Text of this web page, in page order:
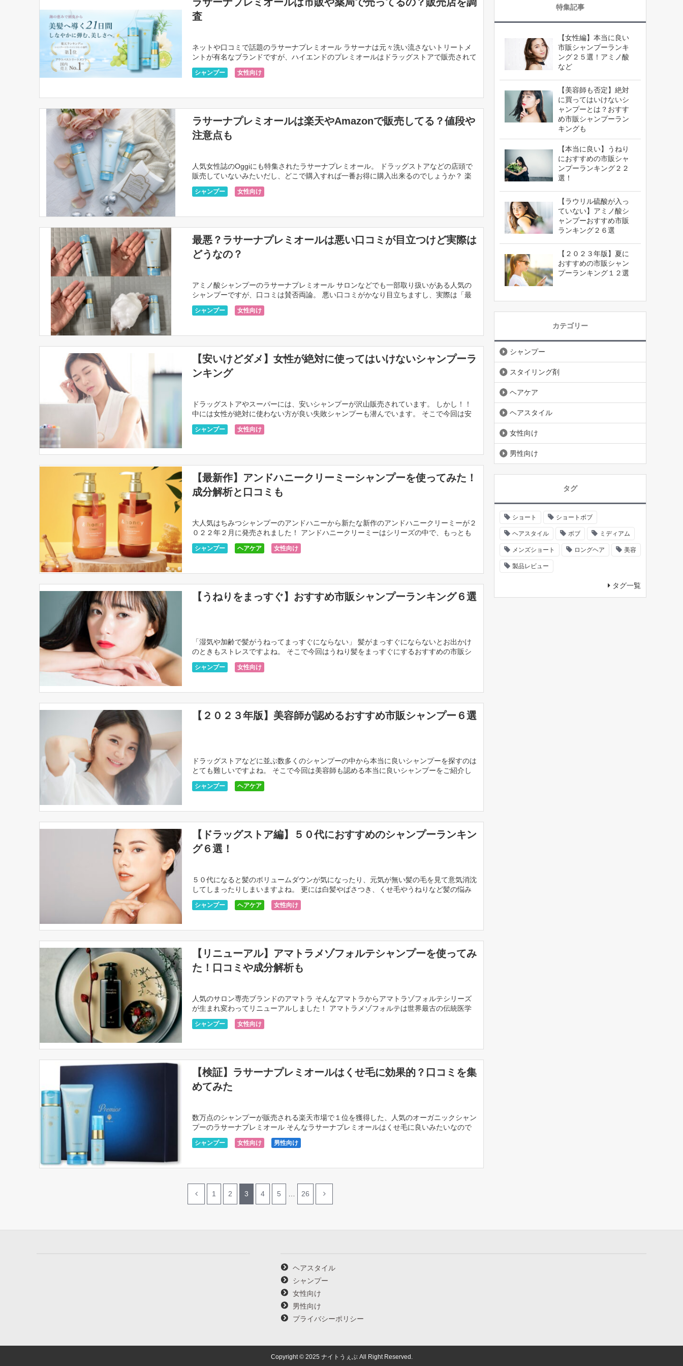
査
ネットや口コミで話題のラサーナプレミオール ラサーナは元々洗い流さないトリートメ
ントが有名なブランドですが、ハイエンドのプレミオールはドラッグストアで販売されて
いるのでしょうか？ 今回は市販や薬局（ドラッグストア）などで […]
シャンプー 女性向け
ラサーナプレミオールは楽天やAmazonで販売してる？値段や
注意点も
人気女性誌のOggiにも特集されたラサーナプレミオール。 ドラッグストアなどの店頭で
販売していないみたいだし、どこで購入すれば一番お得に購入出来るのでしょうか？ 楽
天市場？それともAmazon？ 今回はラサーナプレミオー […]
シャンプー 女性向け
最悪？ラサーナプレミオールは悪い口コミが目立つけど実際は
どうなの？
アミノ酸シャンプーのラサーナプレミオール サロンなどでも一部取り扱いがある人気の
シャンプーですが、口コミは賛否両論。 悪い口コミがかなり目立ちますし、実際は「最
悪」なのでは？と思ってしまう口コミも。 「ぱさ […]
シャンプー 女性向け
【安いけどダメ】女性が絶対に使ってはいけないシャンプーラ
ンキング
ドラッグストアやスーパーには、安いシャンプーが沢山販売されています。 しかし！！
中には女性が絶対に使わない方が良い失敗シャンプーも潜んでいます。 そこで今回は安
いけど女性が使ってはいけないシャンプーをご紹介していきます。 […]
シャンプー 女性向け
【最新作】アンドハニークリーミーシャンプーを使ってみた！
成分解析と口コミも
大人気はちみつシャンプーのアンドハニーから新たな新作のアンドハニークリーミーが２
０２２年２月に発売されました！ アンドハニークリーミーはシリーズの中で、もっとも
しっとりするタイプのシャンプーです。 そんな超しっとり系のシ […]
シャンプー ヘアケア 女性向け
【うねりをまっすぐ】おすすめ市販シャンプーランキング６選
「湿気や加齢で髪がうねってまっすぐにならない」 髪がまっすぐにならないとお出かけ
のときもストレスですよね。 そこで今回はうねり髪をまっすぐにするおすすめの市販シ
ャンプーをご紹介していきます。 あなたのストレスが少しでも改 […]
シャンプー 女性向け
【２０２３年版】美容師が認めるおすすめ市販シャンプー６選
ドラッグストアなどに並ぶ数多くのシャンプーの中から本当に良いシャンプーを探すのは
とても難しいですよね。 そこで今回は美容師も認める本当に良いシャンプーをご紹介し
ていきます。 コスパ抜群の良いシャンプーを使って、素敵なヘア […]
シャンプー ヘアケア
【ドラッグストア編】５０代におすすめのシャンプーランキン
グ６選！
５０代になると髪のボリュームダウンが気になったり、元気が無い髪の毛を見て意気消沈
してしまったりしまいますよね。 更には白髪やぱさつき、くせ毛やうねりなど髪の悩み
は増える一方。 しかし！シャンプーには髪をボリュームアップし […]
シャンプー ヘアケア 女性向け
【リニューアル】アマトラメゾフォルテシャンプーを使ってみ
た！口コミや成分解析も
人気のサロン専売ブランドのアマトラ そんなアマトラからアマトラゾフォルテシリーズ
が生まれ変わってリニューアルしました！ アマトラメゾフォルテは世界最古の伝統医学
でもあるアーユルヴェーダの思想も取り入れたエイジケアシャンプ […]
シャンプー 女性向け
【検証】ラサーナプレミオールはくせ毛に効果的？口コミを集
めてみた
数万点のシャンプーが販売される楽天市場で１位を獲得した、人気のオーガニックシャン
プーのラサーナプレミオール そんなラサーナプレミオールはくせ毛に良いみたいなので
すが、本当に効果的なのでしょうか？ 今回はくせ毛に対して本当 […]
シャンプー 女性向け 男性向け
1 2 3 4 5 26
特集記事
【女性編】本当に良い
市販シャンプーランキ
ング２５選！アミノ酸
など
【美容師も否定】絶対
に買ってはいけないシ
ャンプーとは？おすす
め市販シャンプーラン
キングも
【本当に良い】うねり
におすすめの市販シャ
ンプーランキング２２
選！
【ラウリル硫酸が入っ
ていない】アミノ酸シ
ャンプーおすすめ市販
ランキング２６選
【２０２３年版】夏に
おすすめの市販シャン
プーランキング１２選
カテゴリー
シャンプー
スタイリング剤
ヘアケア
ヘアスタイル
女性向け
男性向け
タグ
ショート ショートボブ
ヘアスタイル ボブ ミディアム
メンズショート ロングヘア 美容
製品レビュー
タグ一覧
ヘアスタイル
シャンプー
女性向け
男性向け
プライバシーポリシー
Copyright © 2025 ナイトうぇぶ All Right Reserved.